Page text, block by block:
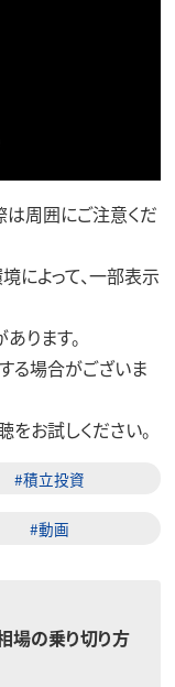
周囲にご注意くだ
によって、一部表示
ります。
る場合がございま
お試しください。
#積立投資
#動画
場の乗り切り方